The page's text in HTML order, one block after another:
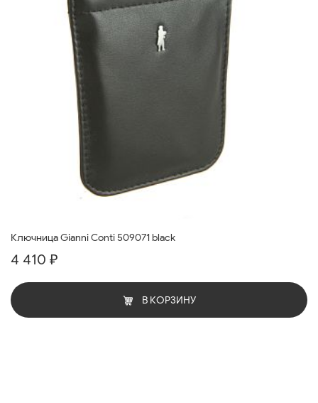
Ключница Gianni Conti 509071 black
4 410 ₽
В КОРЗИНУ